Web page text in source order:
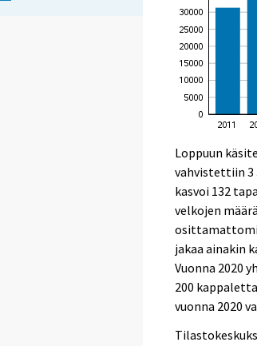
Loppuun
vahvistettiin 3
kasvoi 132
velkojen
jakaa ainakin
Vuonna 2020
200
vuonna 2020